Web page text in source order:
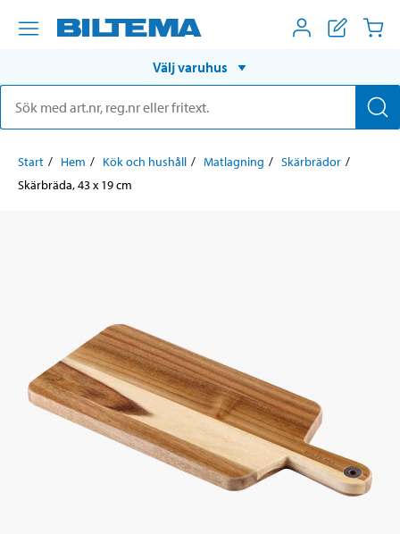
Välj varuhus
Start Hem Kök och hushåll Matlagning
Skärbrädor
Skärbräda, 43 x 19 cm